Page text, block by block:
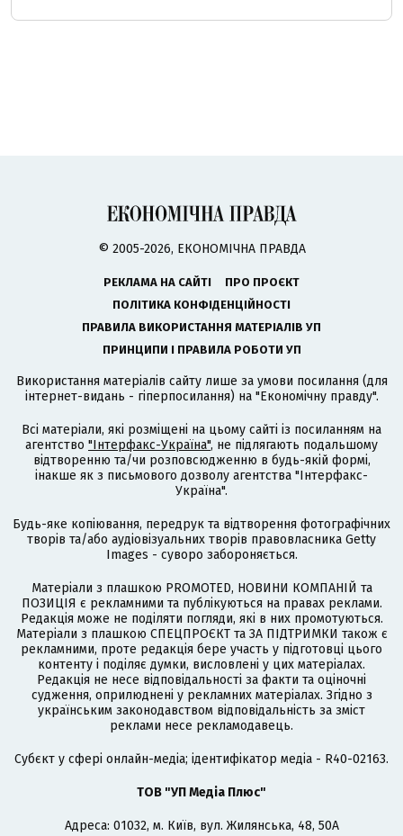
© 2005-2026, ЕКОНОМІЧНА ПРАВДА
РЕКЛАМА НА САЙТІ
ПРО ПРОЄКТ
ПОЛІТИКА КОНФІДЕНЦІЙНОСТІ
ПРАВИЛА ВИКОРИСТАННЯ МАТЕРІАЛІВ УП
ПРИНЦИПИ І ПРАВИЛА РОБОТИ УП
Використання матеріалів сайту лише за умови посилання (для
інтернет-видань - гіперпосилання) на "Економічну правду".
Всі матеріали, які розміщені на цьому сайті із посиланням на
агентство "Інтерфакс-Україна", не підлягають подальшому
відтворенню та/чи розповсюдженню в будь-якій формі,
інакше як з письмового дозволу агентства "Інтерфакс-
Україна".
Будь-яке копіювання, передрук та відтворення фотографічних
творів та/або аудіовізуальних творів правовласника Getty
Images - суворо забороняється.
Матеріали з плашкою PROMOTED, НОВИНИ КОМПАНІЙ та
ПОЗИЦІЯ є рекламними та публікуються на правах реклами.
Редакція може не поділяти погляди, які в них промотуються.
Матеріали з плашкою СПЕЦПРОЄКТ та ЗА ПІДТРИМКИ також є
рекламними, проте редакція бере участь у підготовці цього
контенту і поділяє думки, висловлені у цих матеріалах.
Редакція не несе відповідальності за факти та оціночні
судження, оприлюднені у рекламних матеріалах. Згідно з
українським законодавством відповідальність за зміст
реклами несе рекламодавець.
Cубєкт у сфері онлайн-медіа; ідентифікатор медіа - R40-02163.
ТОВ "УП Медіа Плюс"
Адреса: 01032, м. Київ, вул. Жилянська, 48, 50А